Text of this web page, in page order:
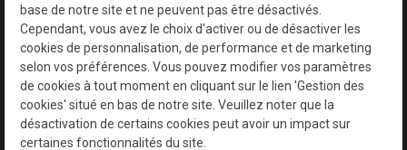
base de notre site et ne peuvent pas être désactivés.
Cependant, vous avez le choix d'activer ou de désactiver les
cookies de personnalisation, de performance et de marketing
selon vos préférences. Vous pouvez modifier vos paramètres
de cookies à tout moment en cliquant sur le lien 'Gestion des
cookies' situé en bas de notre site. Veuillez noter que la
désactivation de certains cookies peut avoir un impact sur
certaines fonctionnalités du site.